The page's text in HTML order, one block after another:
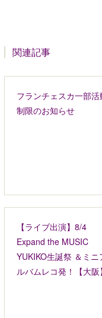
関連記事
フランチェスカ一部活
制限のお知らせ
【ライブ出演】8/4
Expand the MUSIC
YUKIKO生誕祭 ＆ミニ
ルバムレコ発！【大阪